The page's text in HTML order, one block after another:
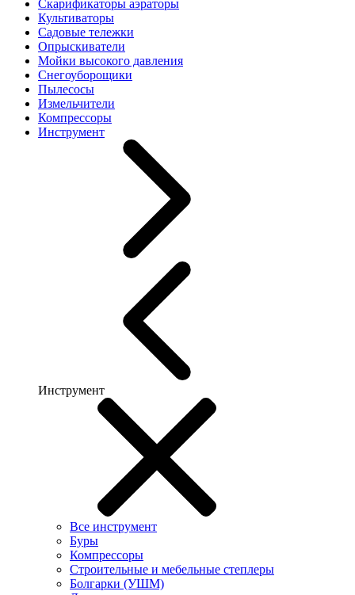
Скарификаторы аэраторы
Культиваторы
Садовые тележки
Опрыскиватели
Мойки высокого давления
Снегоуборощики
Пылесосы
Измельчители
Компрессоры
Инструмент
Инструмент
Все инструмент
Буры
Компрессоры
Строительные и мебельные степлеры
Болгарки (УШМ)